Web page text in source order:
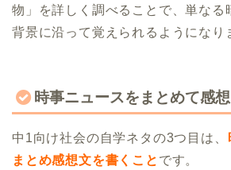
物」を詳しく調べることで、単なる
背景に沿って覚えられるようになり
時事ニュースをまとめて感想
中1向け社会の自学ネタの3つ目は、
まとめ感想文を書くこと です。